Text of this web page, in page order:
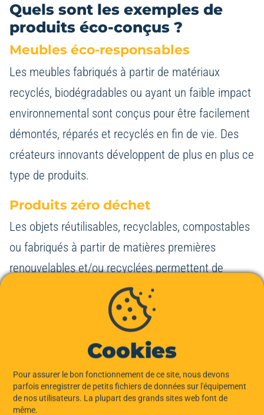
Quels sont les exemples de
produits éco-conçus ?
Meubles éco-responsables
Les meubles fabriqués à partir de matériaux
recyclés, biodégradables ou ayant un faible impact
environnemental sont conçus pour être facilement
démontés, réparés et recyclés en fin de vie. Des
créateurs innovants développent de plus en plus ce
type de produits.
Produits zéro déchet
Les objets réutilisables, recyclables, compostables
ou fabriqués à partir de matières premières
renouvelables et/ou recyclées permettent de
minimiser l’impact environnemental. Les cullottes
menstruelles, les accessoires ménagers
réutilisables ou encore les emballages colis
réutilisables sont des exemples concrets.
Produits à faible consommation
d’énergie
Cookies
Pour assurer le bon fonctionnement de ce site, nous devons
parfois enregistrer de petits fichiers de données sur l'équipement
de nos utilisateurs. La plupart des grands sites web font de
même.